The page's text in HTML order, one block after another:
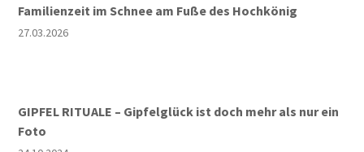
Familienzeit im Schnee am Fuße des Hochkönig
27.03.2026
GIPFEL RITUALE – Gipfelglück ist doch mehr als nur ein
Foto